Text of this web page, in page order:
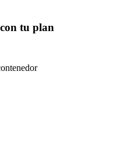
tu plan